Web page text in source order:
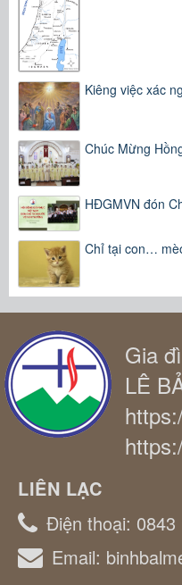
Kiêng việc xác
Chúc Mừng
HĐGMVN đón
Chỉ tại con…
Gia
LÊ
LIÊN LẠC
Điện thoại: 0843
Email: